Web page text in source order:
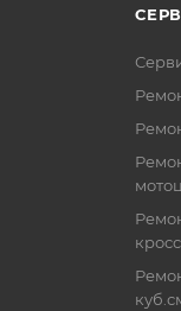
кросс